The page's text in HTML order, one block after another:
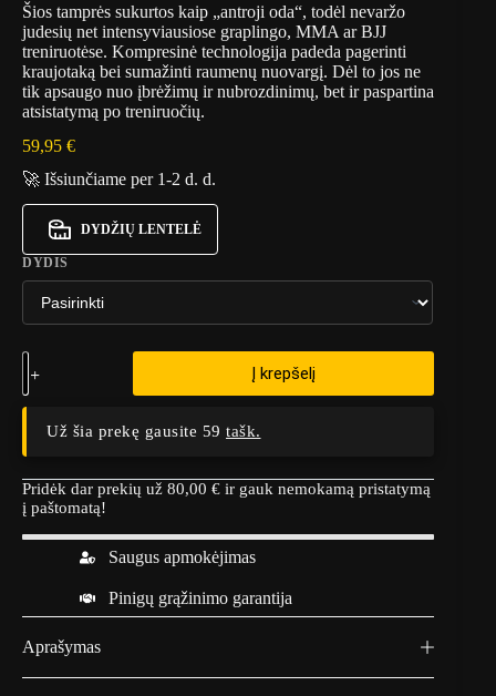
Šios tamprės sukurtos kaip „antroji oda“, todėl nevaržo
judesių net intensyviausiose graplingo, MMA ar BJJ
treniruotėse. Kompresinė technologija padeda pagerinti
kraujotaką bei sumažinti raumenų nuovargį. Dėl to jos ne
tik apsaugo nuo įbrėžimų ir nubrozdinimų, bet ir paspartina
atsistatymą po treniruočių.
59,95 €
🚀 Išsiunčiame per 1-2 d. d.
DYDŽIŲ LENTELĖ
DYDIS
Į krepšelį
Už šia prekę gausite 59 tašk.
Pridėk dar prekių už 80,00 € ir gauk nemokamą pristatymą
į paštomatą!
Saugus apmokėjimas
Pinigų grąžinimo garantija
Aprašymas